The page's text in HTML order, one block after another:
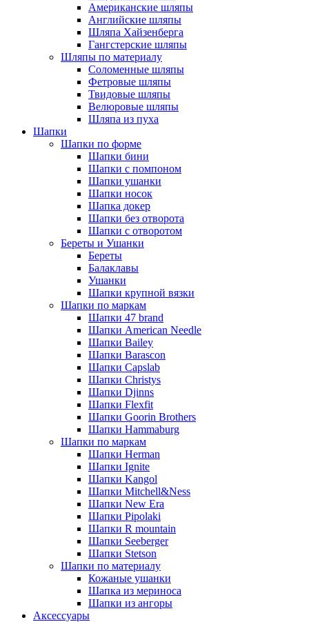
Американские шляпы
Английские шляпы
Шляпа Хайзенберга
Гангстерские шляпы
Шляпы по материалу
Соломенные шляпы
Фетровые шляпы
Твидовые шляпы
Велюровые шляпы
Шляпа из пуха
Шапки
Шапки по форме
Шапки бини
Шапки с помпоном
Шапки ушанки
Шапки носок
Шапка докер
Шапки без отворота
Шапки с отворотом
Береты и Ушанки
Береты
Балаклавы
Ушанки
Шапки крупной вязки
Шапки по маркам
Шапки 47 brand
Шапки American Needle
Шапки Bailey
Шапки Barascon
Шапки Capslab
Шапки Christys
Шапки Djinns
Шапки Flexfit
Шапки Goorin Brothers
Шапки Hammaburg
Шапки по маркам
Шапки Herman
Шапки Ignite
Шапки Kangol
Шапки Mitchell&Ness
Шапки New Era
Шапки Pipolaki
Шапки R mountain
Шапки Seeberger
Шапки Stetson
Шапки по материалу
Кожаные ушанки
Шапка из мериноса
Шапки из ангоры
Аксессуары